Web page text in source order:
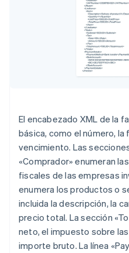
El encabezado XML de la
básica, como el número, la
vencimiento. Las
«Comprador» enumeran
fiscales de las empresas
enumera los productos o
incluida la descripción, la
precio total. La sección
neto, el impuesto sobre
importe bruto. La línea